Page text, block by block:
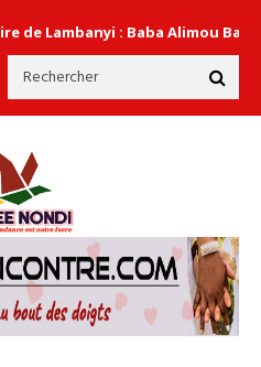
: Baba Alimou Barry promet